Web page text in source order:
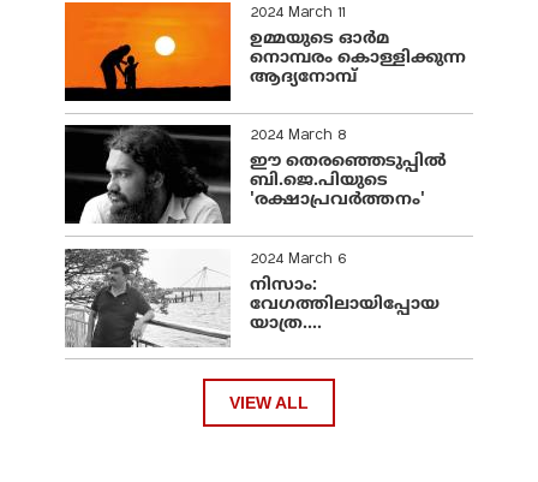
2024 March 11
ഉമ്മയുടെ ഓർമ
നൊമ്പരം കൊള്ളിക്കുന്ന
ആദ്യനോമ്പ്
2024 March 8
ഈ തെരഞ്ഞെടുപ്പില്‍
ബി.ജെ.പിയുടെ
'രക്ഷാപ്രവര്‍ത്തനം'
2024 March 6
നിസാം:
വേഗത്തിലായിപ്പോയ
യാത്ര....
VIEW ALL